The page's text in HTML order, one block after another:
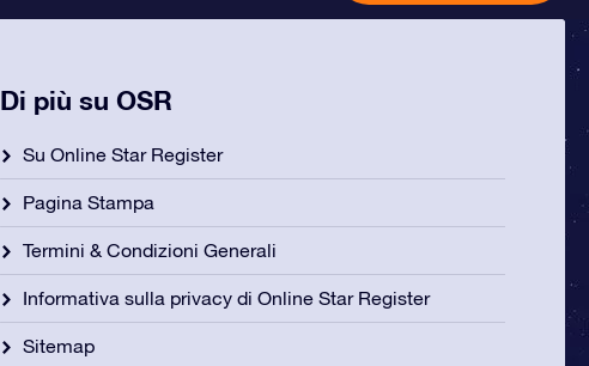
Di più su OSR
Su Online Star Register
Pagina Stampa
Termini & Condizioni Generali
Informativa sulla privacy di Online Star Register
Sitemap